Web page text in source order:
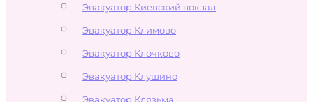
Эвакуатор Киевский вокзал
Эвакуатор Климово
Эвакуатор Клочково
Эвакуатор Клушино
Эвакуатор Клязьма